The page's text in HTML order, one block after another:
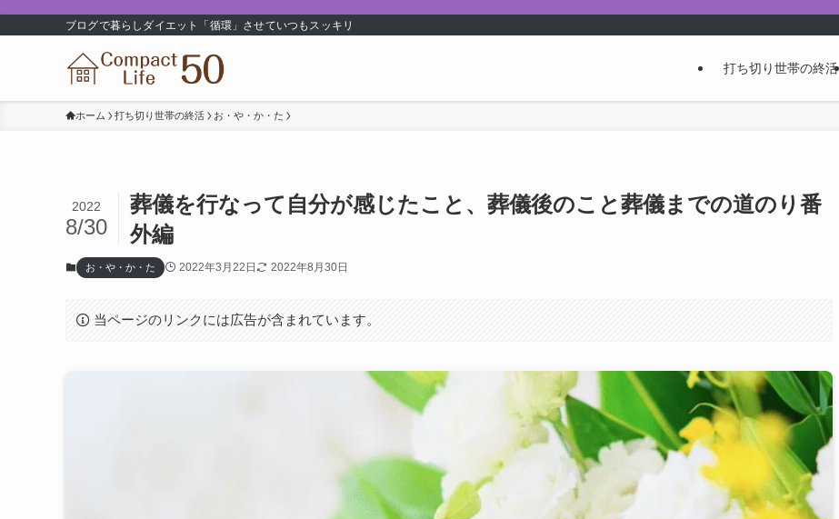
ブログで暮らしダイエット「循環」させていつもスッキリ
打ち切り世帯の終活
ホーム 打ち切り世帯の終活 お・や・か・た
葬儀を行なって自分が感じたこと、葬儀後のこと葬儀までの道のり番
外編
2022
8/30
お・や・か・た 2022年3月22日 2022年8月30日
当ページのリンクには広告が含まれています。